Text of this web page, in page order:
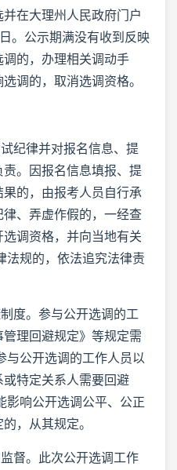
在大理州人民政府门户
。公示期满没有收到反映
的，办理相关调动手
调的，取消选调资格。
纪律并对报名信息、提
。因报名信息填报、提
的，由报考人员自行承
、弄虚作假的，一经查
调资格，并向当地有关
法规的，依法追究法律责
度。参与公开选调的工
理回避规定》等规定需
与公开选调的工作人员以
特定关系人需要回避
影响公开选调公平、公正
，从其规定。
督。此次公开选调工作